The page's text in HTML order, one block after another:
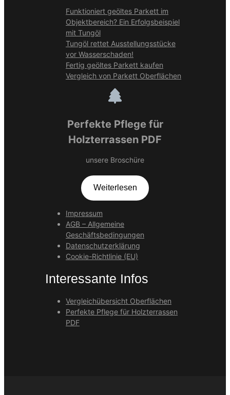
Funktioniert geöltes Parkett im
Objektbereich? Ein Erfolgsbeispiel
mit Tungöl
Tungöl rettet Ausstellungsstücke
vor Wasserschaden!
Fertig geöltes Parkett kaufen
Vergleich von Parkett Oberflächen
Perfekte Pflege für
Holzterrassen PDF
unsere Broschüre
Weiterlesen
Impressum
AGB – Allgemeine
Geschäftsbedingungen
Datenschutzerklärung
Cookie-Richtlinie (EU)
Interessante Infos
Vergleichübersicht Oberflächen
Perfekte Pflege für Holzterrassen
PDF